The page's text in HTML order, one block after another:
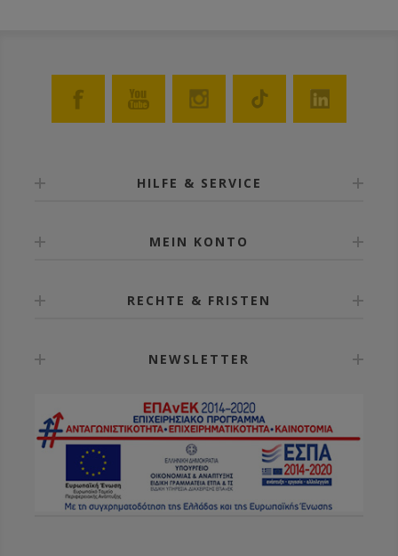
HILFE & SERVICE
MEIN KONTO
RECHTE & FRISTEN
NEWSLETTER